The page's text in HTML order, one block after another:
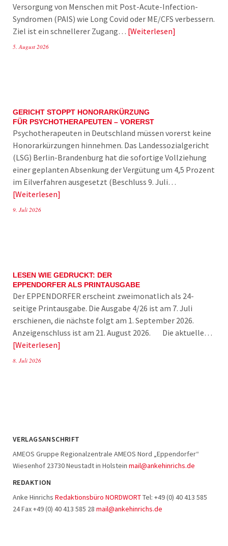
Versorgung von Menschen mit Post-Acute-Infection-
Syndromen (PAIS) wie Long Covid oder ME/CFS verbessern.
Ziel ist ein schnellerer Zugang… Weiterlesen
5. August 2026
GERICHT STOPPT HONORARKÜRZUNG
FÜR PSYCHOTHERAPEUTEN – VORERST
Psychotherapeuten in Deutschland müssen vorerst keine
Honorarkürzungen hinnehmen. Das Landessozialgericht
(LSG) Berlin-Brandenburg hat die sofortige Vollziehung
einer geplanten Absenkung der Vergütung um 4,5 Prozent
im Eilverfahren ausgesetzt (Beschluss 9. Juli…
Weiterlesen
9. Juli 2026
LESEN WIE GEDRUCKT: DER
EPPENDORFER ALS PRINTAUSGABE
Der EPPENDORFER erscheint zweimonatlich als 24-
seitige Printausgabe. Die Ausgabe 4/26 ist am 7. Juli
erschienen, die nächste folgt am 1. September 2026.
Anzeigenschluss ist am 21. August 2026. Die aktuelle…
Weiterlesen
8. Juli 2026
VERLAGSANSCHRIFT
AMEOS Gruppe Regionalzentrale AMEOS Nord „Eppendorfer“
Wiesenhof 23730 Neustadt in Holstein mail@ankehinrichs.de
REDAKTION
Anke Hinrichs Redaktionsbüro NORDWORTTel: +49 (0) 40 413 585
24 Fax +49 (0) 40 413 585 28 mail@ankehinrichs.de